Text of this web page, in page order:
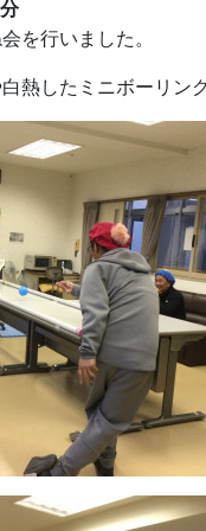
を行いました。
熱したミニボーリン